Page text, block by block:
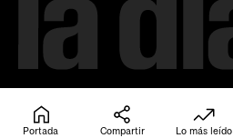
Portada Compartir Lo más leído